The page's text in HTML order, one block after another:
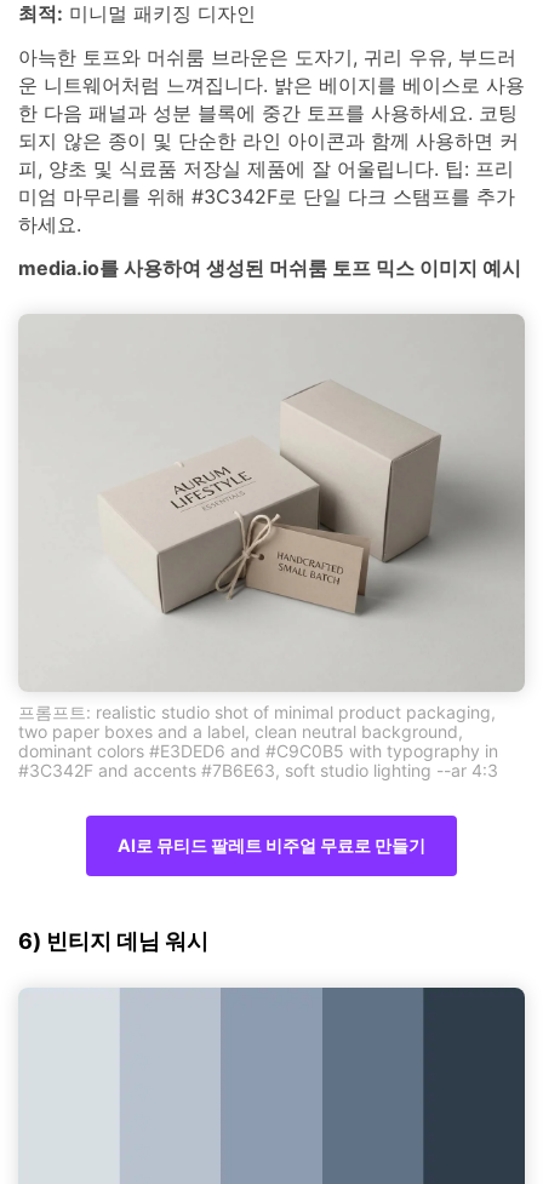
최적: 미니멀 패키징 디자인
아늑한 토프와 머쉬룸 브라운은 도자기, 귀리 우유, 부드러
운 니트웨어처럼 느껴집니다. 밝은 베이지를 베이스로 사용
한 다음 패널과 성분 블록에 중간 토프를 사용하세요. 코팅
되지 않은 종이 및 단순한 라인 아이콘과 함께 사용하면 커
피, 양초 및 식료품 저장실 제품에 잘 어울립니다. 팁: 프리
미엄 마무리를 위해 #3C342F로 단일 다크 스탬프를 추가
하세요.
media.io를 사용하여 생성된 머쉬룸 토프 믹스 이미지 예시
프롬프트: realistic studio shot of minimal product packaging,
two paper boxes and a label, clean neutral background,
dominant colors #E3DED6 and #C9C0B5 with typography in
#3C342F and accents #7B6E63, soft studio lighting --ar 4:3
AI로 뮤티드 팔레트 비주얼 무료로 만들기
6) 빈티지 데님 워시